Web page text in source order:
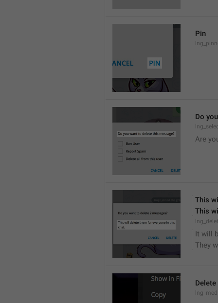
Pin
Do
Are
This
This
It will
They
Delete